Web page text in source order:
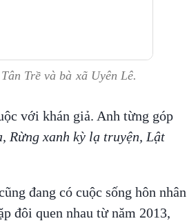
Trề và bà xã Uyên Lê.
với khán giả. Anh từng góp
Rừng xanh kỳ lạ truyện, Lật
đang có cuộc sống hôn nhân
đôi quen nhau từ năm 2013,